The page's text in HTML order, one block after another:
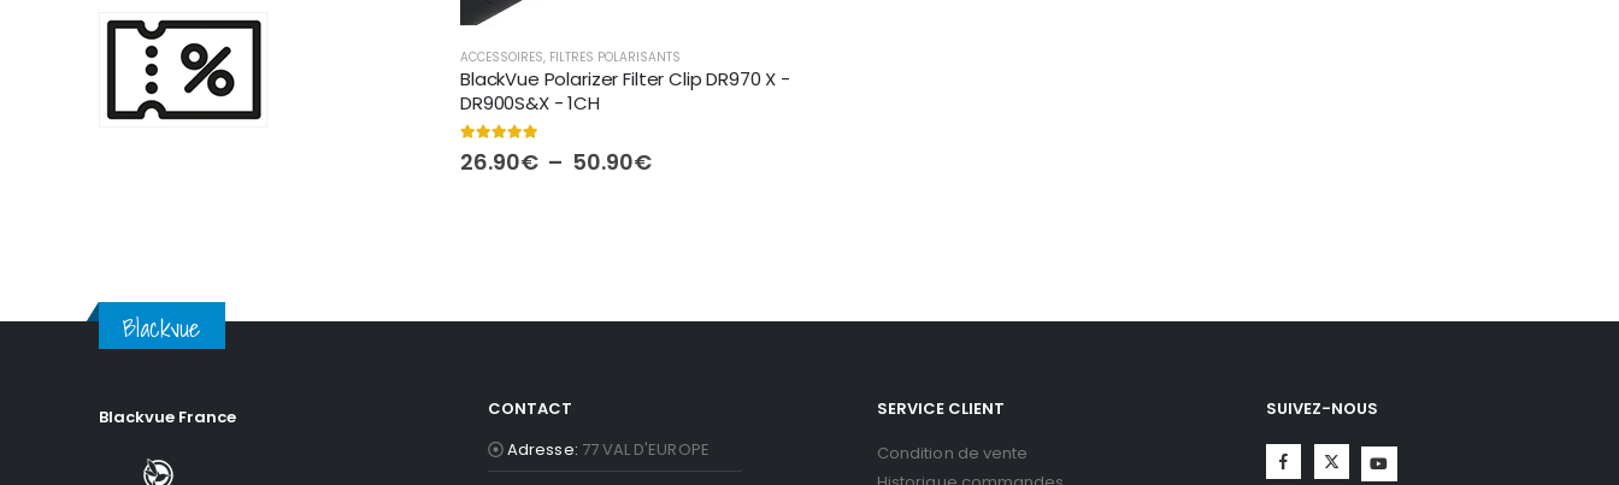
ACCESSOIRES, FILTRES POLARISANTS
BlackVue Polarizer Filter Clip DR970 X -
DR900S&X - 1CH
5.00 out of 5
26.90€ – 50.90€Plage
Blackvue
Blackvue
Blackvue France
CONTACT
Adresse: 77 VAL D'EUROPE
SERVICE CLIENT
Condition de vente
SUIVEZ-NOUS